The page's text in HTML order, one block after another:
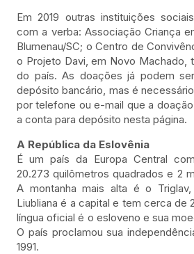
Em 2019 outras instituições
com a verba: Associação Criança
Blumenau/SC; o Centro de
o Projeto Davi, em Novo Machado,
do país. As doações já podem
depósito bancário, mas é
por telefone ou e-mail que a
a conta para depósito nesta página.
A República da Eslovênia
É um país da Europa Central
20.273 quilômetros quadrados e 2
A montanha mais alta é o
Liubliana é a capital e tem cerca de
língua oficial é o esloveno e sua
O país proclamou sua
1991.